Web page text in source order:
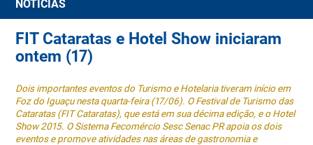
NOTÍCIAS
FIT Cataratas e Hotel Show iniciaram
ontem (17)
Dois importantes eventos do Turismo e Hotelaria tiveram início em
Foz do Iguaçu nesta quarta-feira (17/06). O Festival de Turismo das
Cataratas (FIT Cataratas), que está em sua décima edição, e o Hotel
Show 2015. O Sistema Fecomércio Sesc Senac PR apoia os dois
eventos e promove atividades nas áreas de gastronomia e